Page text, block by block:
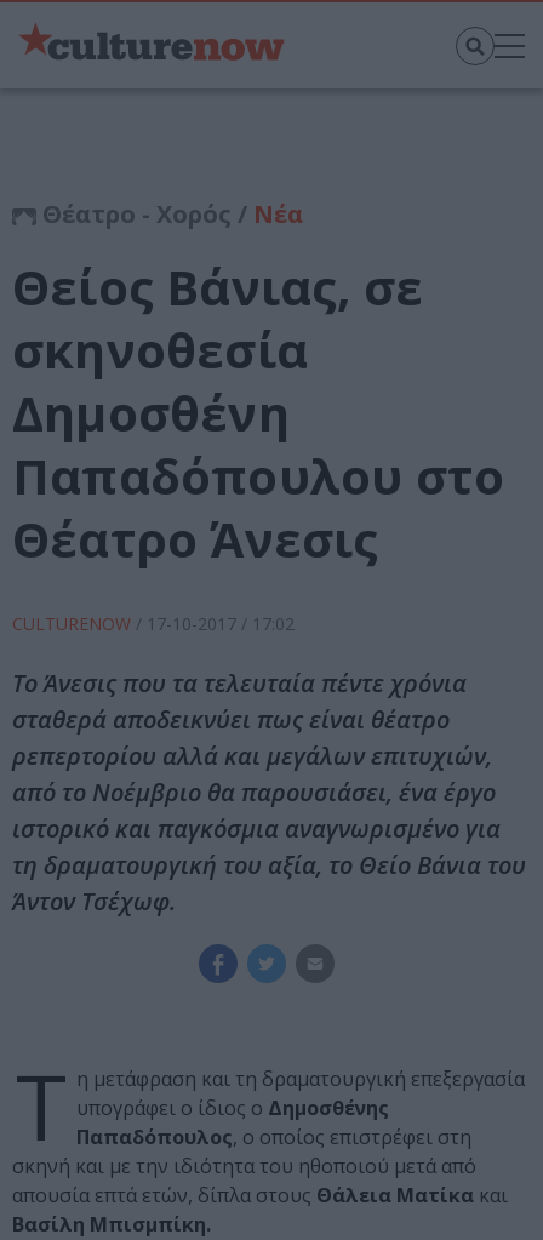
Θέατρο - Χορός / Νέα
Θείος Βάνιας, σε
σκηνοθεσία
Δημοσθένη
Παπαδόπουλου στο
Θέατρο Άνεσις
CULTURENOW / 17-10-2017 / 17:02
Το Άνεσις που τα τελευταία πέντε χρόνια
σταθερά αποδεικνύει πως είναι θέατρο
ρεπερτορίου αλλά και μεγάλων επιτυχιών,
από το Νοέμβριο θα παρουσιάσει, ένα έργο
ιστορικό και παγκόσμια αναγνωρισμένο για
τη δραματουργική του αξία, το Θείο Βάνια του
Άντον Τσέχωφ.
Τ η μετάφραση και τη δραματουργική επεξεργασία
υπογράφει ο ίδιος ο Δημοσθένης
Παπαδόπουλος, ο οποίος επιστρέφει στη
σκηνή και με την ιδιότητα του ηθοποιού μετά από
απουσία επτά ετών, δίπλα στους Θάλεια Ματίκα και
Βασίλη Μπισμπίκη.